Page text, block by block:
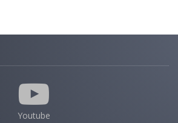
Youtube